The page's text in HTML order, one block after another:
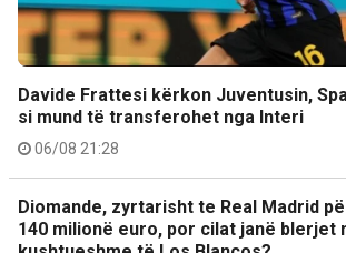
Davide Frattesi kërkon Juventusin,
si mund të transferohet nga Interi
06/08 21:28
Diomande, zyrtarisht te Real Madrid
140 milionë euro, por cilat janë blerjet